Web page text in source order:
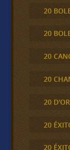
20
20
20
20
20
20
20